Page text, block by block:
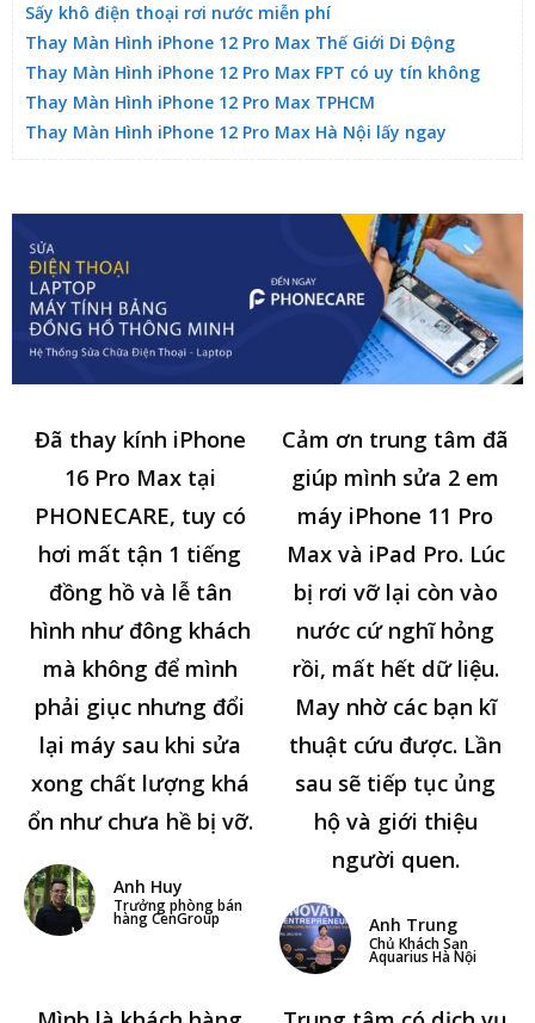
Sấy khô điện thoại rơi nước miễn phí
Thay Màn Hình iPhone 12 Pro Max Thế Giới Di Động
Thay Màn Hình iPhone 12 Pro Max FPT có uy tín không
Thay Màn Hình iPhone 12 Pro Max TPHCM
Thay Màn Hình iPhone 12 Pro Max Hà Nội lấy ngay
Đã thay kính iPhone
16 Pro Max tại
PHONECARE, tuy có
hơi mất tận 1 tiếng
đồng hồ và lễ tân
hình như đông khách
mà không để mình
phải giục nhưng đổi
lại máy sau khi sửa
xong chất lượng khá
ổn như chưa hề bị vỡ.
Anh Huy
Trưởng phòng bán
hàng CenGroup
Cảm ơn trung tâm đã
giúp mình sửa 2 em
máy iPhone 11 Pro
Max và iPad Pro. Lúc
bị rơi vỡ lại còn vào
nước cứ nghĩ hỏng
rồi, mất hết dữ liệu.
May nhờ các bạn kĩ
thuật cứu được. Lần
sau sẽ tiếp tục ủng
hộ và giới thiệu
người quen.
Anh Trung
Chủ Khách Sạn
Aquarius Hà Nội